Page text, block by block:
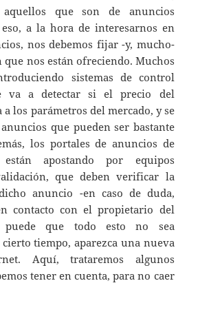
que son de anuncios
a la hora de interesarnos en
nos debemos fijar -y, mucho-
nos están ofreciendo. Muchos
sistemas de control
va a detectar si el precio del
los parámetros del mercado, y se
que pueden ser bastante
los portales de anuncios de
apostando por equipos
que deben verificar la
anuncio -en caso de duda,
contacto con el propietario del
puede que todo esto no sea
tiempo, aparezca una nueva
Aquí, trataremos algunos
tener en cuenta, para no caer